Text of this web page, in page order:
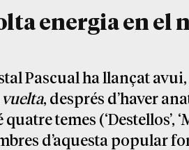
energia en el
Pascual ha llançat
, després d’haver
temes (‘Destellos’,
d’aquesta popular